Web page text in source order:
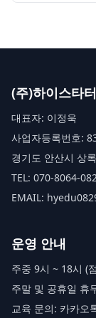
(주)하이스타터
대표자: 이정욱
사업자등록번호:
경기도 안산시 상
TEL: 070-8064-
EMAIL:
운영 안내
주중 9시 ~ 18시 (
주말 및 공휴일 휴
교육 문의: 카카오